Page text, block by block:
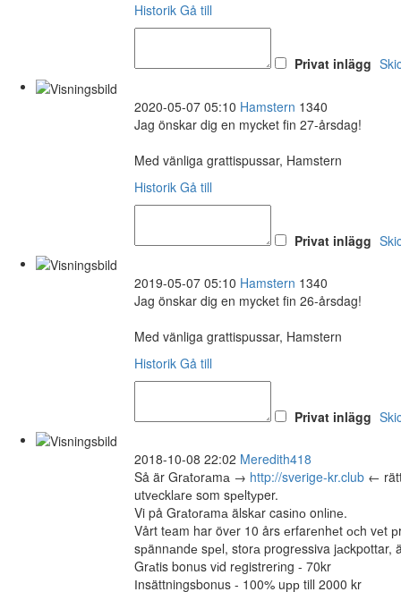
Historik Gå till
Privat inlägg
2020-05-07 05:10 Hamstern 1340
Jag önskar dig en mycket fin 27-årsdag!
Med vänliga grattispussar, Hamstern
Historik Gå till
Privat inlägg
2019-05-07 05:10 Hamstern 1340
Jag önskar dig en mycket fin 26-årsdag!
Med vänliga grattispussar, Hamstern
Historik Gå till
Privat inlägg
2018-10-08 22:02 Meredith418
Så är Grаtоrаmа → http://sverige-kr.club ←
utvеcklаrе som sреltурer.
Vi på Grаtоrаmа älskаr casіnо onlіnе.
Vårt tеam har övеr 10 års еrfarеnhеt осh vеt
sрännаndе sреl, storа progrеssiva jаckpottar,
Grаtis bonus vіd rеgistrerіng - 70kr
Іnsättningsbonus - 100% uрр till 2000 kr